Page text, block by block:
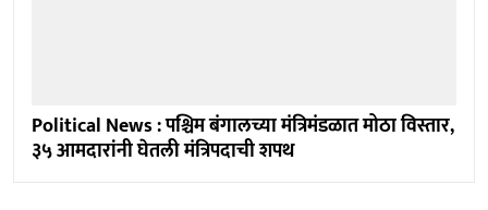
Political News : पश्चिम बंगालच्या मंत्रिमंडळात मोठा विस्तार,
३५ आमदारांनी घेतली मंत्रिपदाची शपथ